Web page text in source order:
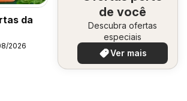
da
2026
de você
Descubra ofertas
especiais
Ver mais